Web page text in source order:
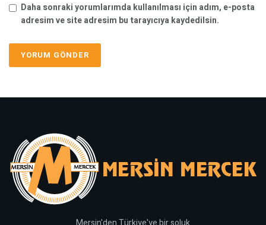
Daha sonraki yorumlarımda kullanılması için adım, e-posta
adresim ve site adresim bu tarayıcıya kaydedilsin.